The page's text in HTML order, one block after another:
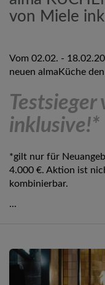
von Miele
Vom 02.02. -
neuen almaKüche den
inklusive!*
*gilt nur für
4.000 €. Aktion ist
kombinierbar.
...